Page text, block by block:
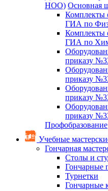
НОО) Основная
Комплекты
ГИА по
Комплекты
ГИА по
приказу
приказу
приказу
приказу
Профобразование
Учебные
Гончарная
Столы и
Гончарные
Турнетки
Гончарные